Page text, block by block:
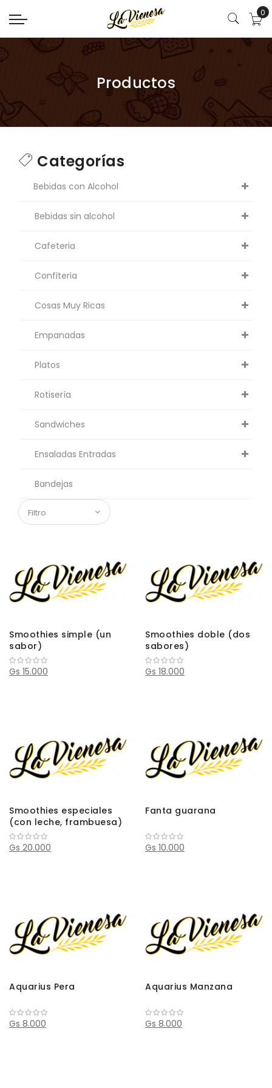
0
Productos
Categorías
Bebidas con Alcohol
Bebidas sin alcohol
Cafeteria
Confiteria
Cosas Muy Ricas
Empanadas
Platos
Rotisería
Sandwiches
Ensaladas Entradas
Bandejas
Smoothies simple (un
sabor)
Gs 15.000
Smoothies doble (dos
sabores)
Gs 18.000
Smoothies especiales
(con leche, frambuesa)
Gs 20.000
Fanta guarana
Gs 10.000
Aquarius Pera
Gs 8.000
Aquarius Manzana
Gs 8.000